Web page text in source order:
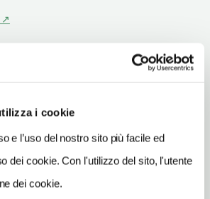
i cookie
e l’uso del nostro sito più facile ed
dei cookie. Con l'utilizzo del sito, l'utente
dei cookie.